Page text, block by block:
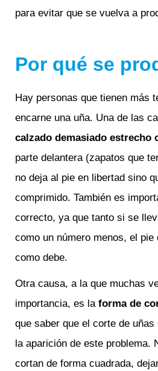
para evitar que se vuelva a
Por qué se
Hay personas que tienen más
encarne una uña. Una de las
calzado demasiado estrecho
parte delantera (zapatos que
no deja al pie en libertad sino
comprimido. También es
correcto, ya que tanto si se
como un número menos, el pie
como debe.
Otra causa, a la que muchas
importancia, es la forma de
que saber que el corte de
la aparición de este problema.
cortan de forma cuadrada,